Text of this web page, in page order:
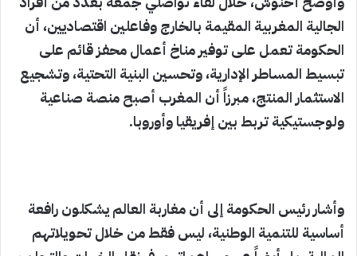
الجالية المغربية المقيمة بالخارج وفاعلين اقتصاديين، أن
الحكومة تعمل على توفير مناخ أعمال محفز قائم على
تبسيط المساطر الإدارية، وتحسين البنية التحتية، وتشجيع
الاستثمار المنتج، مبرزاً أن المغرب أصبح منصة صناعية
ولوجستيكية تربط بين إفريقيا وأوروبا.
وأشار رئيس الحكومة إلى أن مغاربة العالم يشكلون رافعة
أساسية للتنمية الوطنية، ليس فقط من خلال تحويلاتهم